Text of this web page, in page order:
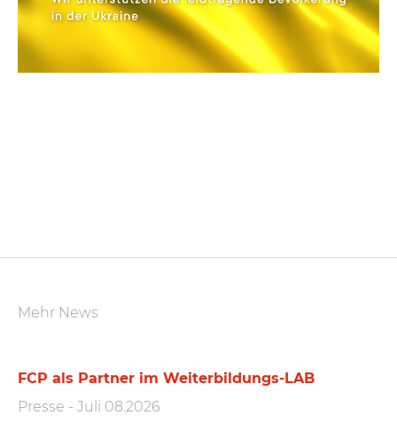
Mehr News
FCP als Partner im Weiterbildungs-LAB
Presse - Juli 08.2026